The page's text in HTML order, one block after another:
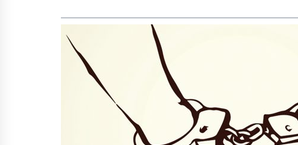
सरकारको तयारी
जेठ १० देखि यार्सा संकलन
खुला हुने
भूकम्पबाट हुनसक्ने क्षति कम
गर्नतर्फ ध्यान दिउँ : राष्ट्रपति